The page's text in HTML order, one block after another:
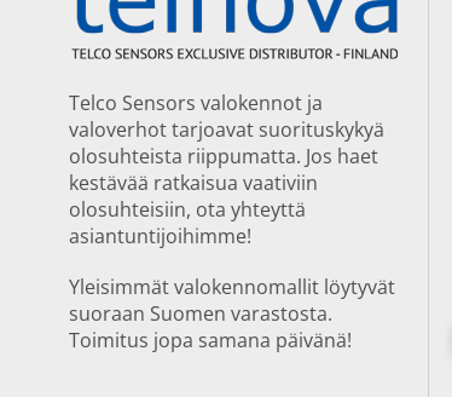
Telco Sensors valokennot ja
valoverhot tarjoavat suorituskykyä
olosuhteista riippumatta. Jos haet
kestävää ratkaisua vaativiin
olosuhteisiin, ota yhteyttä
asiantuntijoihimme!
Yleisimmät valokennomallit löytyvät
suoraan Suomen varastosta.
Toimitus jopa samana päivänä!